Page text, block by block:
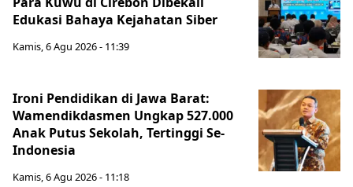
Edukasi Bahaya Kejahatan Siber
Kamis, 6 Agu 2026 - 11:39
Ironi Pendidikan di Jawa Barat:
Wamendikdasmen Ungkap 527.000
Anak Putus Sekolah, Tertinggi Se-
Indonesia
Kamis, 6 Agu 2026 - 11:18